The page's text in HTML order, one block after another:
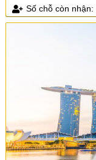
Số chỗ còn nhận: